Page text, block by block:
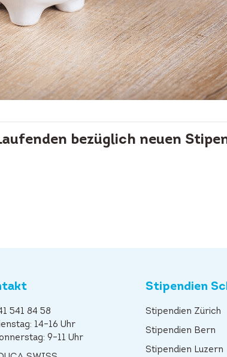
bezüglich neuen
541 84 58
14–16 Uhr
9–11 Uhr
Stipendien
Stipendien Zürich
Stipendien Bern
Stipendien Luzern